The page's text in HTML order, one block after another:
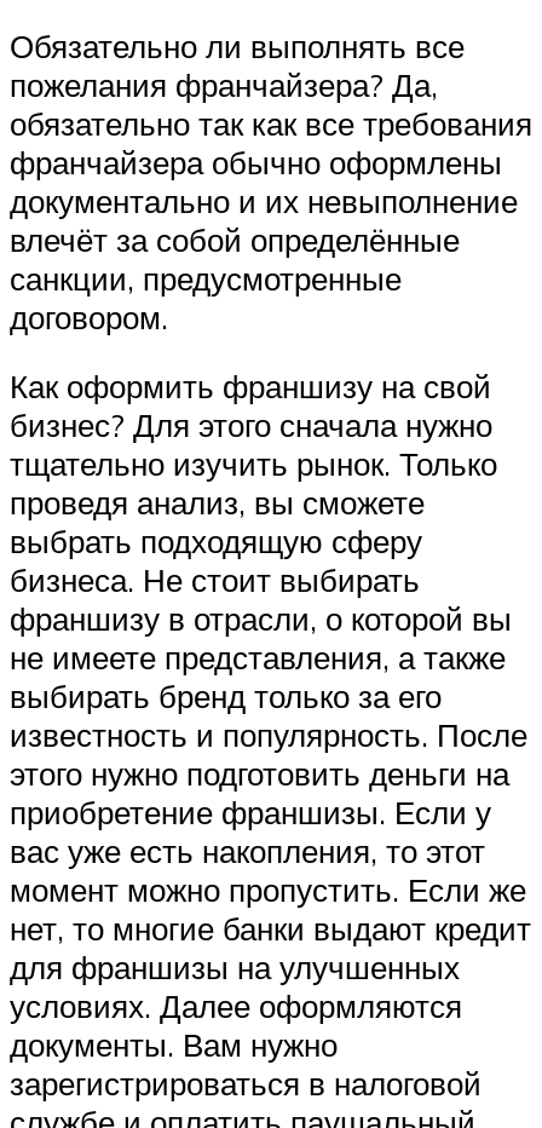
Обязательно ли выполнять все
пожелания франчайзера? Да,
обязательно так как все требования
франчайзера обычно оформлены
документально и их невыполнение
влечёт за собой определённые
санкции, предусмотренные
договором.
Как оформить франшизу на свой
бизнес? Для этого сначала нужно
тщательно изучить рынок. Только
проведя анализ, вы сможете
выбрать подходящую сферу
бизнеса. Не стоит выбирать
франшизу в отрасли, о которой вы
не имеете представления, а также
выбирать бренд только за его
известность и популярность. После
этого нужно подготовить деньги на
приобретение франшизы. Если у
вас уже есть накопления, то этот
момент можно пропустить. Если же
нет, то многие банки выдают кредит
для франшизы на улучшенных
условиях. Далее оформляются
документы. Вам нужно
зарегистрироваться в налоговой